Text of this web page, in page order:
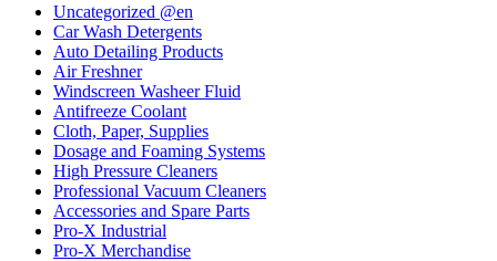
Uncategorized @en
Car Wash Detergents
Auto Detailing Products
Air Freshner
Windscreen Washeer Fluid
Antifreeze Coolant
Cloth, Paper, Supplies
Dosage and Foaming Systems
High Pressure Cleaners
Professional Vacuum Cleaners
Accessories and Spare Parts
Pro-X Industrial
Pro-X Merchandise